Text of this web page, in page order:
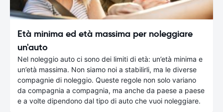
Età minima ed età massima per noleggiare
un'auto
Nel noleggio auto ci sono dei limiti di età: un’età minima e
un’età massima. Non siamo noi a stabilirli, ma le diverse
compagnie di noleggio. Queste regole non solo variano
da compagnia a compagnia, ma anche da paese a paese
e a volte dipendono dal tipo di auto che vuoi noleggiare.